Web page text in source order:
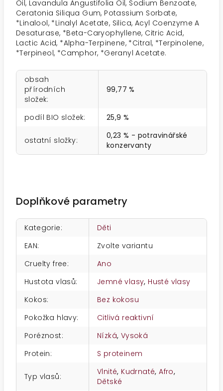
Oil, Lavandula Angustifolia Oil, Sodium Benzoate,
Ceratonia Siliqua Gum, Potassium Sorbate,
*Linalool, *Linalyl Acetate, Silica, Acyl Coenzyme A
Desaturase, *Beta-Caryophyllene, Citric Acid,
Lactic Acid, *Alpha-Terpinene, *Citral, *Terpinolene,
*Terpineol, *Camphor, *Geranyl Acetate.
obsah
přírodních
složek:
99,77 %
podíl BIO složek: 25,9 %
ostatní složky:
0,23 % - potravinářské
konzervanty
Doplňkové parametry
Kategorie:
Děti
EAN:
Zvolte variantu
Cruelty free:
Ano
Hustota vlasů: Jemné vlasy, Husté vlasy
Kokos:
Bez kokosu
Pokožka hlavy:
Citlivá reaktivní
Poréznost: Nízká, Vysoká
Protein: S proteinem
Typ vlasů: Vlnité, Kudrnaté,Afro,
Dětské